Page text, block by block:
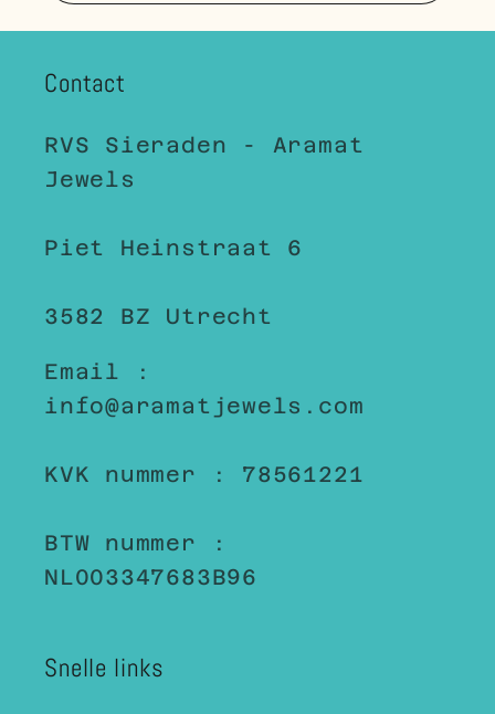
Contact
RVS Sieraden - Aramat
Jewels
Piet Heinstraat 6
3582 BZ Utrecht
Email :
info@aramatjewels.com
KVK nummer : 78561221
BTW nummer :
NL003347683B96
Snelle links